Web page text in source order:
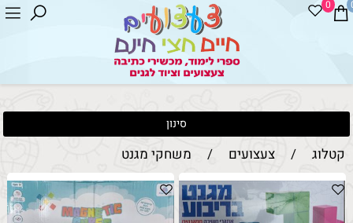
0
סינון
קטלוג / צעצועים / משחקי מגנט